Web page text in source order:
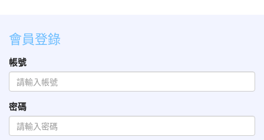
會員登錄
帳號
密碼